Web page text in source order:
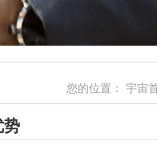
您的位置： 宇宙
势